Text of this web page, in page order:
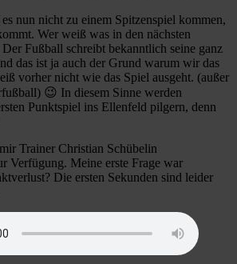
nun nicht zu einem Spitzenspiel kommen,
Wer weiß was in den nächsten
Fußball schreibt bekanntlich seine ganz
das ist ja auch der Grund warum wir das
vorher nicht wie das Spiel ausgeht. (außer
😉 In diesem Sinne werden
Punktspiel ins Ellenfeld pilgern, denn
Trainer Christian Schübelin
Verfügung. Meine erste Frage war
Die ersten Sekunden sind leider